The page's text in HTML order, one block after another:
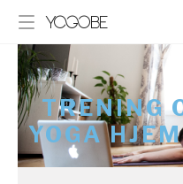
Program
Ukentlig støtte for stress,
Utfordringer
Hold motivasjonen i live
Blogg
Kunnskap, tips og
Utdanning og retreats
Utforsk vår kalender for
arrangementer
Resor & retreats
TRENING
YOGA